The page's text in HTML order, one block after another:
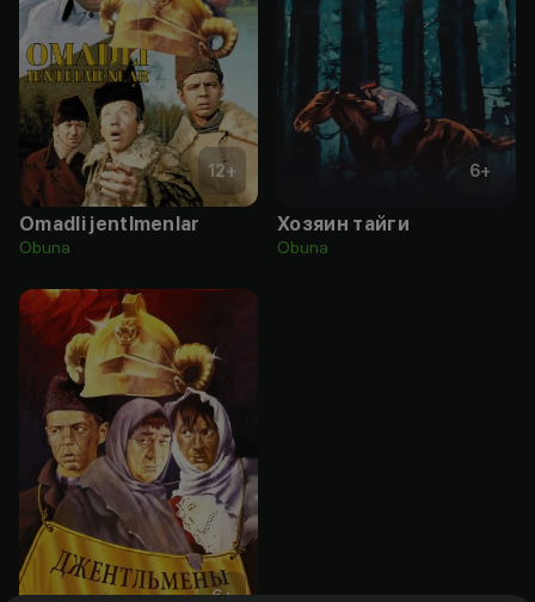
12+
Omadli jentlmenlar
Obuna
6+
Хозяин тайги
Obuna
6+